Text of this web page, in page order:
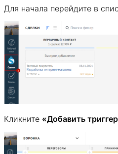
Для начала перейдите в
Кликните «Добавить